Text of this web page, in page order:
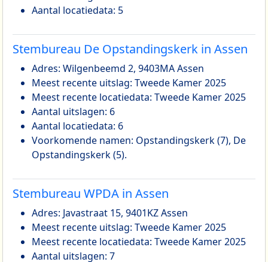
Aantal locatiedata: 5
Stembureau De Opstandingskerk in Assen
Adres: Wilgenbeemd 2, 9403MA Assen
Meest recente uitslag: Tweede Kamer 2025
Meest recente locatiedata: Tweede Kamer 2025
Aantal uitslagen: 6
Aantal locatiedata: 6
Voorkomende namen: Opstandingskerk (7), De
Opstandingskerk (5).
Stembureau WPDA in Assen
Adres: Javastraat 15, 9401KZ Assen
Meest recente uitslag: Tweede Kamer 2025
Meest recente locatiedata: Tweede Kamer 2025
Aantal uitslagen: 7